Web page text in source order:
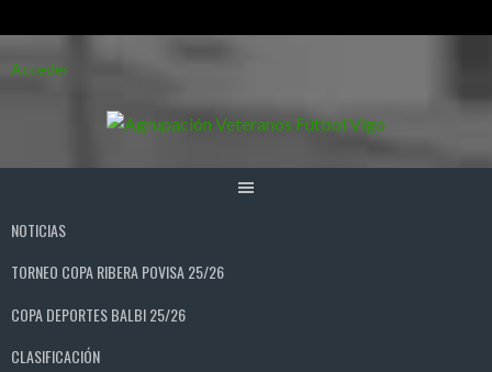
alAcceder
NOTICIAS
TORNEO COPA RIBERA POVISA 25/26
COPA DEPORTES BALBI 25/26
CLASIFICACIÓN